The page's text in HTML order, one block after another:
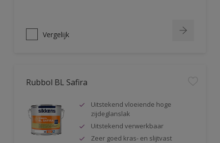
Vergelijk
Rubbol BL Safira
Uitstekend vloeiende hoge
zijdeglanslak
Uitstekend verwerkbaar
Zeer goed kras- en slijtvast